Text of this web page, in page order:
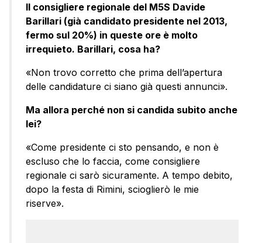
Il consigliere regionale del M5S Davide
Barillari (già candidato presidente nel 2013,
fermo sul 20%) in queste ore è molto
irrequieto. Barillari, cosa ha?
«Non trovo corretto che prima dell’apertura
delle candidature ci siano già questi annunci».
Ma allora perché non si candida subito anche
lei?
«Come presidente ci sto pensando, e non è
escluso che lo faccia, come consigliere
regionale ci sarò sicuramente. A tempo debito,
dopo la festa di Rimini, scioglierò le mie
riserve».